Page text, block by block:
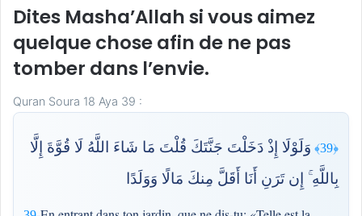
Dites Masha’Allah si vous aimez
quelque chose afin de ne pas
tomber dans l’envie.
Quran Soura 18 Aya 39 :
﴿39﴾
وَلَوْلَا إِذْ دَخَلْتَ جَنَّتَكَ قُلْتَ مَا شَاءَ اللَّهُ لَا قُوَّةَ إِلَّا
بِاللَّهِ ۚ إِن تَرَنِ أَنَا أَقَلَّ مِنكَ مَالًا وَوَلَدًا